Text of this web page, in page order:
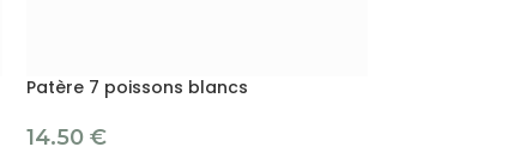
Patère 7 poissons blancs
14.50 €